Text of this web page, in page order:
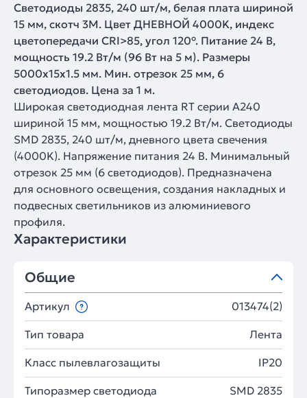
Светодиоды 2835, 240 шт/м, белая плата шириной
15 мм, скотч 3M. Цвет ДНЕВНОЙ 4000K, индекс
цветопередачи CRI>85, угол 120°. Питание 24 В,
мощность 19.2 Вт/м (96 Вт на 5 м). Размеры
5000х15х1.5 мм. Мин. отрезок 25 мм, 6
светодиодов. Цена за 1 м.
Широкая светодиодная лента RT серии A240
шириной 15 мм, мощностью 19.2 Вт/м. Светодиоды
SMD 2835, 240 шт/м, дневного цвета свечения
(4000K). Напряжение питания 24 В. Минимальный
отрезок 25 мм (6 светодиодов). Предназначена
для основного освещения, создания накладных и
подвесных светильников из алюминиевого
профиля.
Характеристики
Общие
Артикул 013474(2)
Тип товара Лента
Класс пылевлагозащиты IP20
Типоразмер светодиода SMD 2835